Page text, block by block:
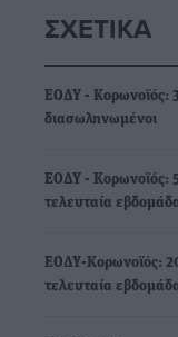
ΣΧΕΤΙΚΆ
ΕΟΔΥ - Κορωνοϊός:
διασωληνωμένοι
ΕΟΔΥ - Κορωνοϊός:
τελευταία
ΕΟΔΥ-Κορωνοϊός:
τελευταία